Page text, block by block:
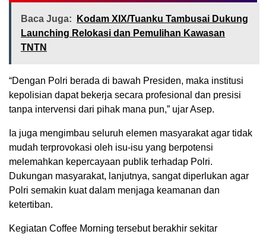
Baca Juga:
Kodam XIX/Tuanku Tambusai Dukung
Launching Relokasi dan Pemulihan Kawasan
TNTN
“Dengan Polri berada di bawah Presiden, maka institusi
kepolisian dapat bekerja secara profesional dan presisi
tanpa intervensi dari pihak mana pun,” ujar Asep.
Ia juga mengimbau seluruh elemen masyarakat agar tidak
mudah terprovokasi oleh isu-isu yang berpotensi
melemahkan kepercayaan publik terhadap Polri.
Dukungan masyarakat, lanjutnya, sangat diperlukan agar
Polri semakin kuat dalam menjaga keamanan dan
ketertiban.
Kegiatan Coffee Morning tersebut berakhir sekitar